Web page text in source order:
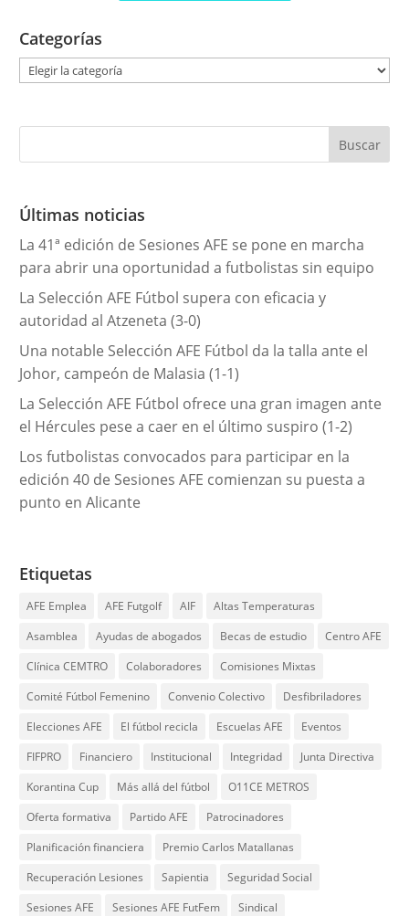
Categorías
g
r
a
s
Últimas noticias
La 41ª edición de Sesiones AFE se pone en marcha
para abrir una oportunidad a futbolistas sin equipo
La Selección AFE Fútbol supera con eficacia y
autoridad al Atzeneta (3-0)
Una notable Selección AFE Fútbol da la talla ante el
Johor, campeón de Malasia (1-1)
La Selección AFE Fútbol ofrece una gran imagen ante
el Hércules pese a caer en el último suspiro (1-2)
Los futbolistas convocados para participar en la
edición 40 de Sesiones AFE comienzan su puesta a
punto en Alicante
Etiquetas
AFE Emplea AFE Futgolf AIF
Altas Temperaturas
Asamblea
Ayudas de abogados Becas de estudio
Centro AFE
Clínica CEMTRO
Colaboradores
Comisiones Mixtas
Comité Fútbol Femenino
Convenio Colectivo
Desfibriladores
Elecciones AFE
El fútbol recicla Escuelas AFE
Eventos
FIFPRO
Financiero Institucional Integridad
Junta Directiva
Korantina Cup
Más allá del fútbol
O11CE METROS
Oferta formativa
Partido AFE
Patrocinadores
Planificación financiera
Premio Carlos Matallanas
Recuperación Lesiones
Sapientia
Seguridad Social
Sesiones AFE
Sesiones AFE FutFem
Sindical